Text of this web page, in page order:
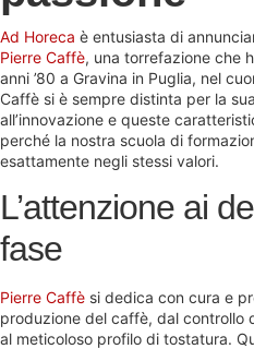
Ad Horeca è entusiasta di
Pierre Caffè, una torrefazione che
anni ’80 a Gravina in Puglia, nel
Caffè si è sempre distinta per la
all’innovazione e queste
perché la nostra scuola di
esattamente negli stessi valori.
L’attenzione ai
fase
Pierre Caffè si dedica con cura e
produzione del caffè, dal controllo
al meticoloso profilo di tostatura.